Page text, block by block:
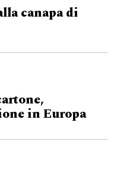
canapa di
in Europa